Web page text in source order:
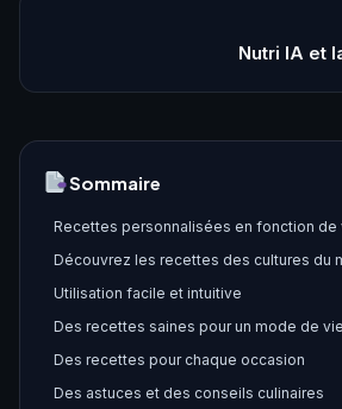
Nutri IA et
Sommaire
Recettes personnalisées en fonction
Découvrez les recettes des cultures du
Utilisation facile et intuitive
Des recettes saines pour un mode de
Des recettes pour chaque occasion
Des astuces et des conseils culinaires